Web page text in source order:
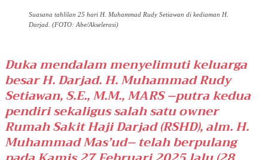
Suasana tahlilan 25 hari H. Muhammad Rudy Setiawan di kediaman H.
Darjad. (FOTO: Abe/Akselerasi)
Duka mendalam menyelimuti keluarga
besar H. Darjad. H. Muhammad Rudy
Setiawan, S.E., M.M., MARS –putra kedua
pendiri sekaligus salah satu owner
Rumah Sakit Haji Darjad (RSHD), alm. H.
Muhammad Mas’ud– telah berpulang